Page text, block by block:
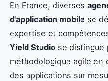
En France, diverses
d'application mobile se
expertise et
Yield Studio se distingue
méthodologique agile en
des applications sur